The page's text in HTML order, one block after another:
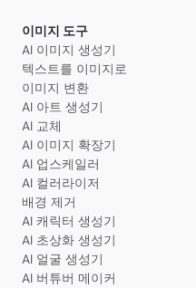
이미지 도구
AI 이미지 생성기
텍스트를 이미지로
이미지 변환
AI 아트 생성기
AI 교체
AI 이미지 확장기
AI 업스케일러
AI 컬러라이저
배경 제거
AI 캐릭터 생성기
AI 초상화 생성기
AI 얼굴 생성기
AI 버튜버 메이커